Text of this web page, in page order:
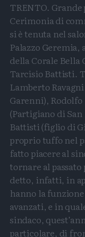
TRENTO.
Cerimonia di
si è tenuta nel
Palazzo
della Corale Bella
Tarcisio Battisti.
Lamberto
Garenni), Rodolfo
(Partigiano di San
Battisti (figlio di
proprio tuffo nel
fatto piacere al
tornare al
detto, infatti, in
hanno la
avanzati, e in
sindaco,
particolare, di